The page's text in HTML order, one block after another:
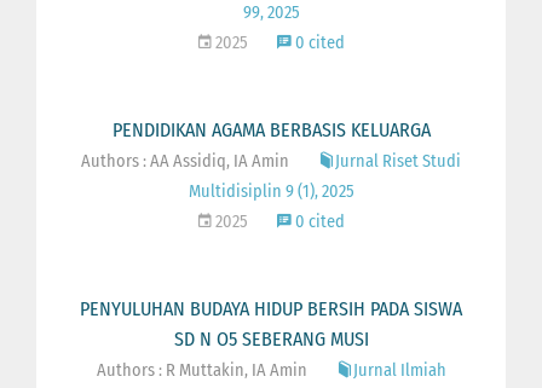
99, 2025
2025
0 cited
PENDIDIKAN AGAMA BERBASIS KELUARGA
Authors : AA Assidiq, IA Amin
Jurnal Riset Studi
Multidisiplin 9 (1), 2025
2025
0 cited
PENYULUHAN BUDAYA HIDUP BERSIH PADA SISWA
SD N O5 SEBERANG MUSI
Authors : R Muttakin, IA Amin
Jurnal Ilmiah